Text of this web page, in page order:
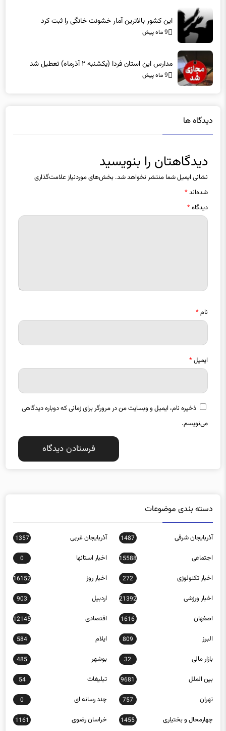
این کشور بالاترین آمار خشونت خانگی را ثبت کرد
9 ماه پیش
مدارس این استان فردا (یکشنبه ۲ آذرماه) تعطیل شد
9 ماه پیش
دیدگاه ها
دیدگاهتان را بنویسید
نشانی ایمیل شما منتشر نخواهد شد. بخش‌های موردنیاز علامت‌گذاری
شده‌اند*
دیدگاه*
نام*
ایمیل*
ذخیره نام، ایمیل و وبسایت من در مرورگر برای زمانی که دوباره دیدگاهی
می‌نویسم.
دسته بندی موضوعات
آذربایجان شرقی 1487 آذربایجان غربی 1357
اجتماعی 15588 اخبار استانها 0
اخبار تکنولوژی 272 اخبار روز 16152
اخبار ورزشی 21392 اردبیل 903
اصفهان 1616 اقتصادی 12145
البرز 809 ایلام 584
بازار مالی 32 بوشهر 485
بین الملل 9681 تبلیغات 54
تهران 757 چند رسانه ای 0
چهارمحال و بختیاری 1455 خراسان رضوی 1161